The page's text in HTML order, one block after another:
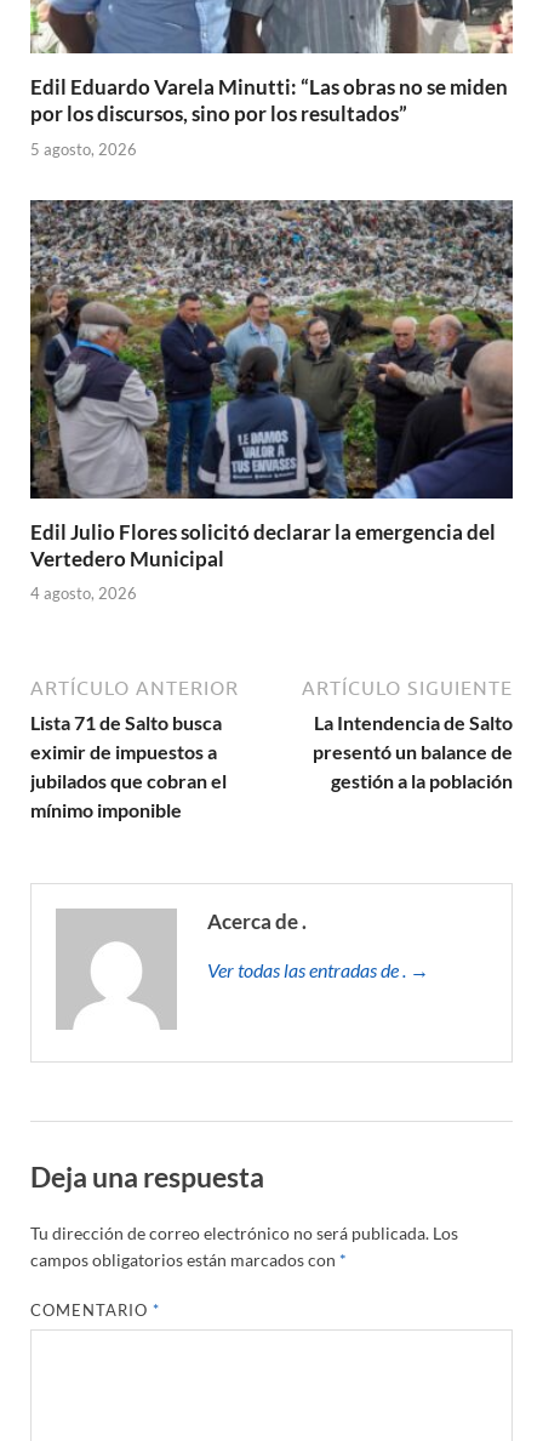
Edil Eduardo Varela Minutti: “Las obras no se miden
por los discursos, sino por los resultados”
5 agosto, 2026
Edil Julio Flores solicitó declarar la emergencia del
Vertedero Municipal
4 agosto, 2026
ARTÍCULO ANTERIOR
Lista 71 de Salto busca
eximir de impuestos a
jubilados que cobran el
mínimo imponible
ARTÍCULO SIGUIENTE
La Intendencia de Salto
presentó un balance de
gestión a la población
Acerca de .
Ver todas las entradas de . →
Deja una respuesta
Tu dirección de correo electrónico no será publicada. Los
campos obligatorios están marcados con *
COMENTARIO*